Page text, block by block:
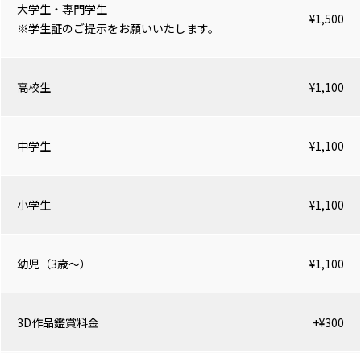
大学生・専門学生
※学生証のご提示をお願いいたします。
¥1,500
高校生 ¥1,100
中学生 ¥1,100
小学生 ¥1,100
幼児（3歳～） ¥1,100
3D作品鑑賞料金 +¥300